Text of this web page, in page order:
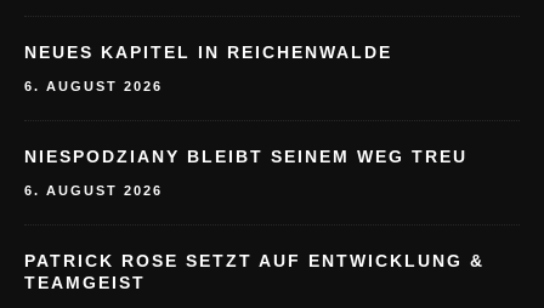
NEUES KAPITEL IN REICHENWALDE
6. AUGUST 2026
NIESPODZIANY BLEIBT SEINEM WEG TREU
6. AUGUST 2026
PATRICK ROSE SETZT AUF ENTWICKLUNG &
TEAMGEIST